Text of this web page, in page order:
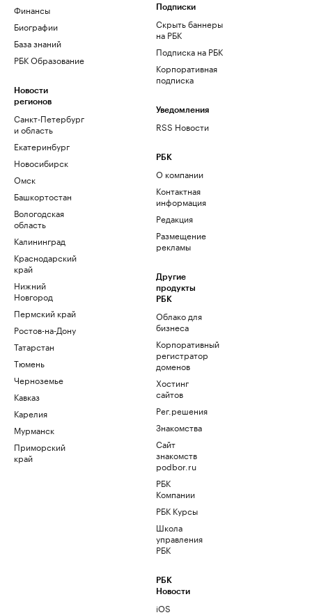
Финансы
Биографии
База знаний
РБК Образование
Новости
регионов
Санкт-Петербург
и область
Екатеринбург
Новосибирск
Омск
Башкортостан
Вологодская
область
Калининград
Краснодарский
край
Нижний
Новгород
Пермский край
Ростов-на-Дону
Татарстан
Тюмень
Черноземье
Кавказ
Карелия
Мурманск
Приморский
край
Подписки
Скрыть баннеры
на РБК
Подписка на РБК
Корпоративная
подписка
Уведомления
RSS Новости
РБК
О компании
Контактная
информация
Редакция
Размещение
рекламы
Другие
продукты
РБК
Облако для
бизнеса
Корпоративный
регистратор
доменов
Хостинг
сайтов
Рег.решения
Знакомства
Сайт
знакомств
podbor.ru
РБК
Компании
РБК Курсы
Школа
управления
РБК
РБК
Новости
iOS